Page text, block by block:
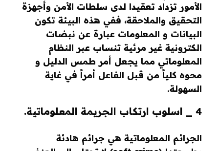
الأمور تزداد تعقيدا لدى سلطات الأمن وأجهزة
التحقيق والملاحقة، ففي هذه البيئة تكون
البيانات و المعلومات عبارة عن نبضات
الكترونية غير مرئية تنساب عبر النظام
المعلوماتي مما يجعل أمر طمس الدليل و
محوه كلياً من قبل الفاعل أمراً في غاية
السهولة.
4 _ اسلوب ارتكاب الجريمة المعلوماتية.
الجرائم المعلوماتية هي جرائم هادئة